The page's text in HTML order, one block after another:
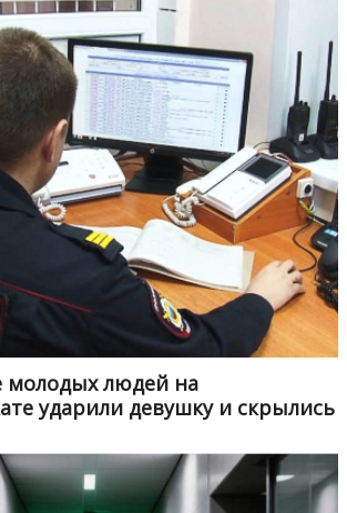
молодых людей на
ударили девушку и скрылись